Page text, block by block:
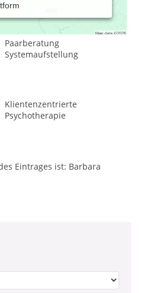
Paarberatung
Systemaufstellung
Klientenzentrierte
Psychotherapie
Eintrages ist: Barbara